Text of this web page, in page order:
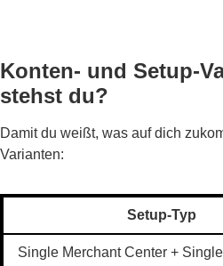
Konten- und Setup-
stehst du?
Damit du weißt, was auf dich
Varianten:
Setup-Typ
Single Merchant Center +